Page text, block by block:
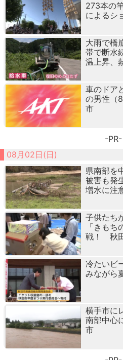
273本の
によるシ
大雨で橋
帯で断水
温上昇、
車のドア
の男性（
市
-PR-
08月02日(日)
県南部を
被害も発
増水に注
子供たち
「きも
戦！ 秋
冷たいビ
みながら
横手市に
南部中心
市